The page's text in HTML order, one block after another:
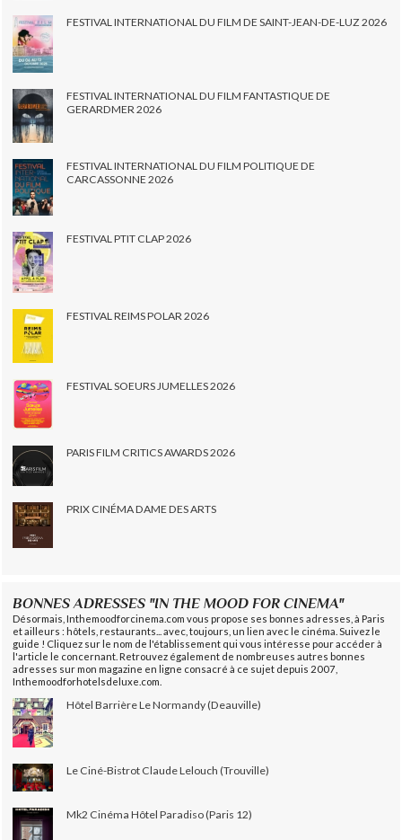
FESTIVAL INTERNATIONAL DU FILM DE SAINT-JEAN-DE-LUZ 2026
FESTIVAL INTERNATIONAL DU FILM FANTASTIQUE DE
GERARDMER 2026
FESTIVAL INTERNATIONAL DU FILM POLITIQUE DE
CARCASSONNE 2026
FESTIVAL PTIT CLAP 2026
FESTIVAL REIMS POLAR 2026
FESTIVAL SOEURS JUMELLES 2026
PARIS FILM CRITICS AWARDS 2026
PRIX CINÉMA DAME DES ARTS
BONNES ADRESSES "IN THE MOOD FOR CINEMA"
Désormais, Inthemoodforcinema.com vous propose ses bonnes adresses, à Paris
et ailleurs : hôtels, restaurants... avec, toujours, un lien avec le cinéma. Suivez le
guide ! Cliquez sur le nom de l'établissement qui vous intéresse pour accéder à
l'article le concernant. Retrouvez également de nombreuses autres bonnes
adresses sur mon magazine en ligne consacré à ce sujet depuis 2007,
Inthemoodforhotelsdeluxe.com.
Hôtel Barrière Le Normandy (Deauville)
Le Ciné-Bistrot Claude Lelouch (Trouville)
Mk2 Cinéma Hôtel Paradiso (Paris 12)